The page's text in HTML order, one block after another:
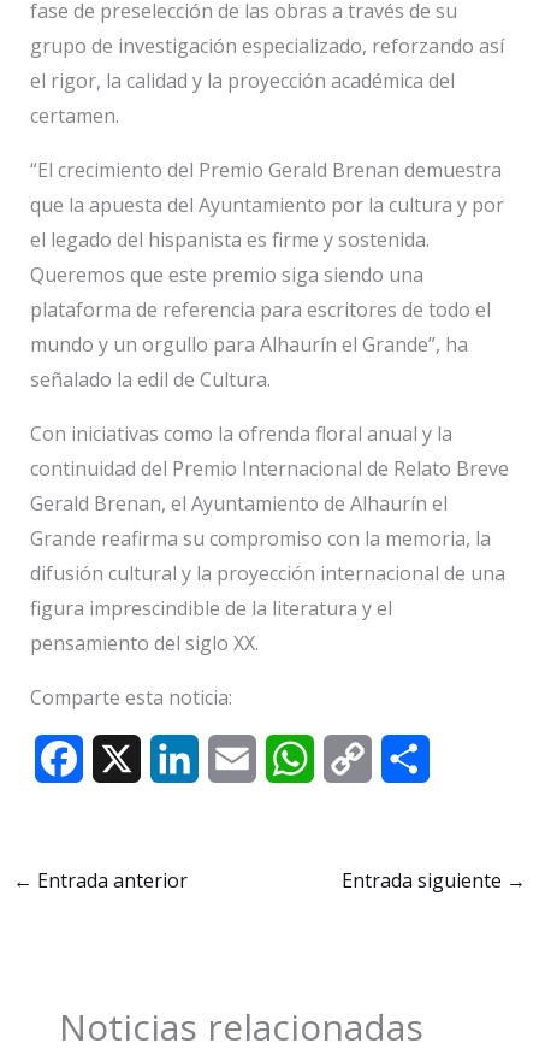
fase de preselección de las obras a través de su
grupo de investigación especializado, reforzando así
el rigor, la calidad y la proyección académica del
certamen.
“El crecimiento del Premio Gerald Brenan demuestra
que la apuesta del Ayuntamiento por la cultura y por
el legado del hispanista es firme y sostenida.
Queremos que este premio siga siendo una
plataforma de referencia para escritores de todo el
mundo y un orgullo para Alhaurín el Grande”, ha
señalado la edil de Cultura.
Con iniciativas como la ofrenda floral anual y la
continuidad del Premio Internacional de Relato Breve
Gerald Brenan, el Ayuntamiento de Alhaurín el
Grande reafirma su compromiso con la memoria, la
difusión cultural y la proyección internacional de una
figura imprescindible de la literatura y el
pensamiento del siglo XX.
Comparte esta noticia:
o
W
p
n
← Entrada anterior Entrada siguiente →
Noticias relacionadas